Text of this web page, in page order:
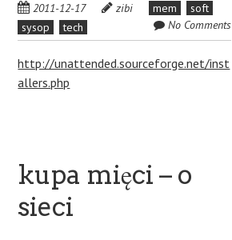
2011-12-17 zibi mem
soft
sysop
tech No Comments
http://unattended.sourceforge.net/inst
allers.php
kupa mięci – o
sieci